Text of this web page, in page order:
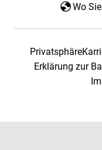
Wo
Privatsphäre
Erklärung zur